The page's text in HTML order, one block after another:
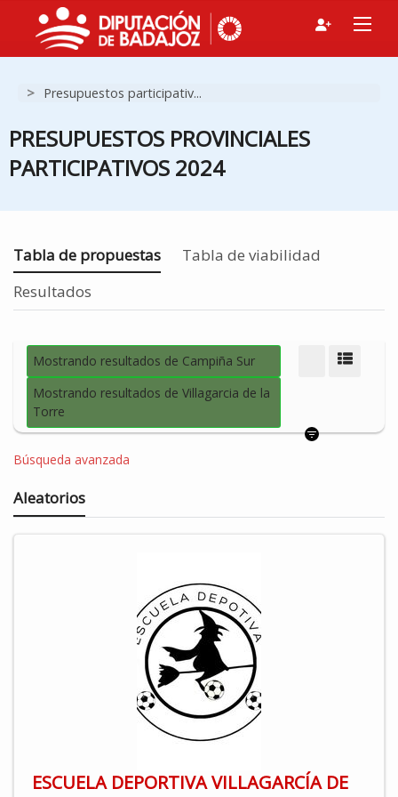
> Presupuestos participativ...
PRESUPUESTOS PROVINCIALES
PARTICIPATIVOS 2024
Estás en
Tabla de propuestas
Tabla de viabilidad
Resultados
Mostrando resultados de Campiña Sur
Mostrando resultados de Villagarcia de la
Torre
Búsqueda avanzada
Aleatorios
ESCUELA DEPORTIVA VILLAGARCÍA DE